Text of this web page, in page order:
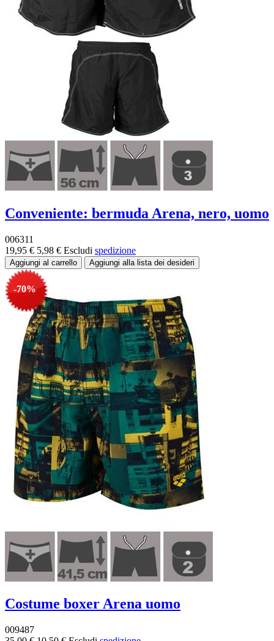
Conveniente: bermuda Arena, nero, uomo
006311
19,95 € 5,98 € Escludi spedizione
-70%
Costume boxer Arena uomo
009487